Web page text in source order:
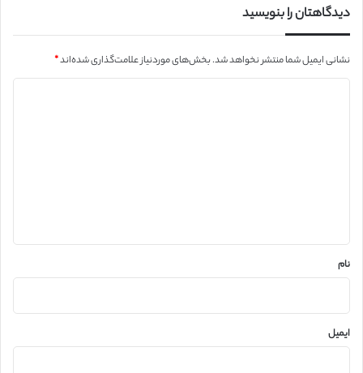
دیدگاهتان را بنویسید
نشانی ایمیل شما منتشر نخواهد شد.بخش‌های موردنیاز علامت‌گذاری شده‌اند*
نام
ایمیل